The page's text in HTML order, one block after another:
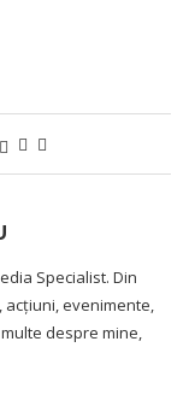
Specialist. Din
acțiuni, evenimente,
despre mine,